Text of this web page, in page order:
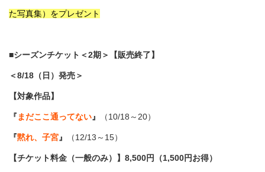
た写真集）をプレゼント
■シーズンチケット＜2期＞【販売終了】
＜8/18（日）発売＞
【対象作品】
『 まだここ通ってない』 （10/18～20）
『黙れ、子宮』 （12/13～15）
【チケット料金（一般のみ）】8,500円（1,500円お得）